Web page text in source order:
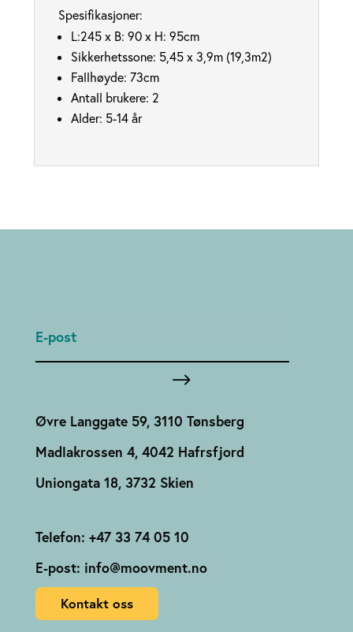
Spesifikasjoner:
L:245 x B: 90 x H: 95cm
Sikkerhetssone: 5,45 x 3,9m (19,3m2)
Fallhøyde: 73cm
Antall brukere: 2
Alder: 5-14 år
Øvre Langgate 59, 3110 Tønsberg
Madlakrossen 4, 4042 Hafrsfjord
Uniongata 18, 3732 Skien
Telefon: +47 33 74 05 10
E-post: info@moovment.no
Kontakt oss